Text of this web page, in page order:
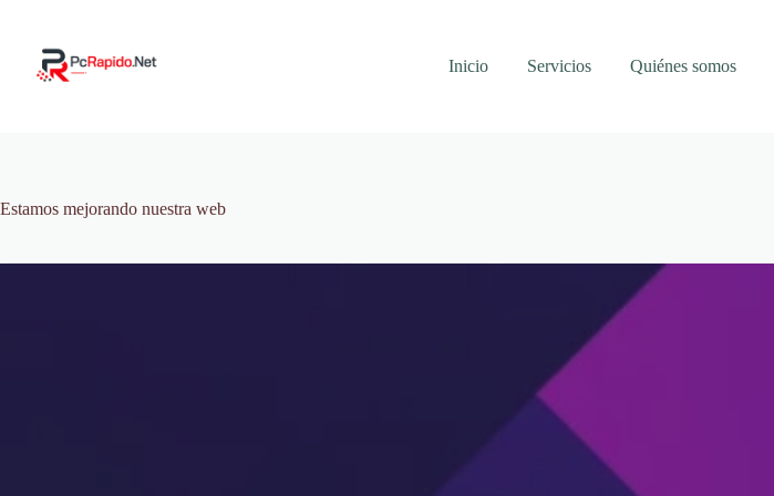
contenido
Inicio
Servicios Quiénes somos
Estamos mejorando nuestra web